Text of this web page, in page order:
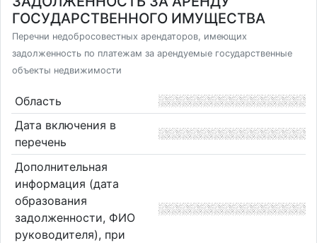
ГОСУДАРСТВЕННОГО ИМУЩЕСТВА
Перечни недобросовестных арендаторов, имеющих
задолженность по платежам за арендуемые государственные
объекты недвижимости
Область
Дата включения в
перечень
Дополнительная
информация (дата
образования
задолженности, ФИО
руководителя), при